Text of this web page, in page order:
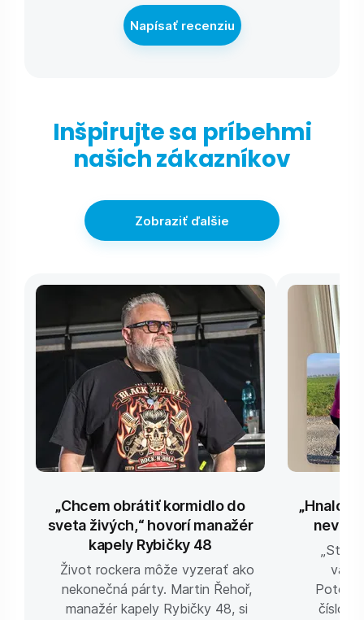
Napísať recenziu
Inšpirujte sa príbehmi
našich zákazníkov
Zobraziť ďalšie
„Chcem obrátiť kormidlo do
sveta živých,“ hovorí manažér
kapely Rybičky 48
Život rockera môže vyzerať ako
nekonečná párty. Martin Řehoř,
manažér kapely Rybičky 48, si
„Hnalo
Potom
číslo.